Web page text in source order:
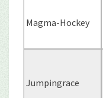
Magma-Hockey
Jumpingrace